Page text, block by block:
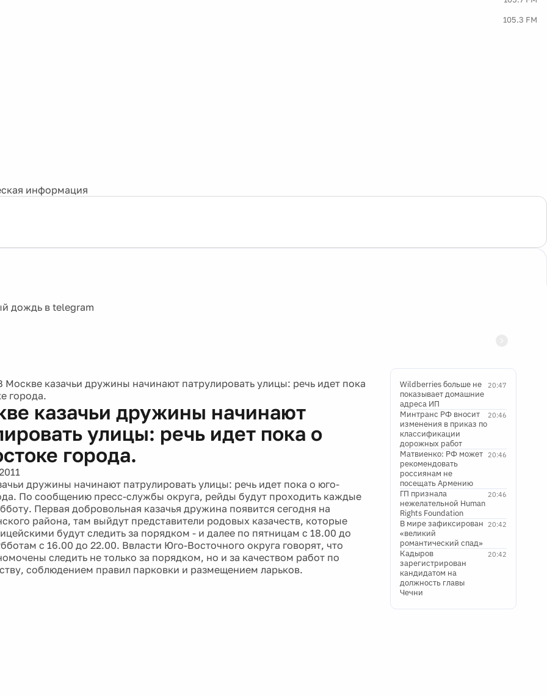
105.3 FM
информация
Москве казачьи дружины начинают патрулировать улицы: речь идет пока
города.
казачьи дружины начинают
улицы: речь идет пока о
города.
дружины начинают патрулировать улицы: речь идет пока о юго-
По сообщению пресс-службы округа, рейды будут проходить каждые
Первая добровольная казачья дружина появится сегодня на
района, там выйдут представители родовых казачеств, которые
будут следить за порядком - и далее по пятницам с 18.00 до
с 16.00 до 22.00. Ввласти Юго-Восточного округа говорят, что
следить не только за порядком, но и за качеством работ по
соблюдением правил парковки и размещением ларьков.
20:47
Wildberries больше не
показывает домашние
адреса ИП
20:46
Минтранс РФ вносит
изменения в приказ по
классификации
дорожных работ
20:46
Матвиенко: РФ может
рекомендовать
россиянам не
посещать Армению
20:46
ГП признала
нежелательной Human
Rights Foundation
20:42
В мире зафиксирован
«великий
романтический спад»
20:42
Кадыров
зарегистрирован
кандидатом на
должность главы
Чечни